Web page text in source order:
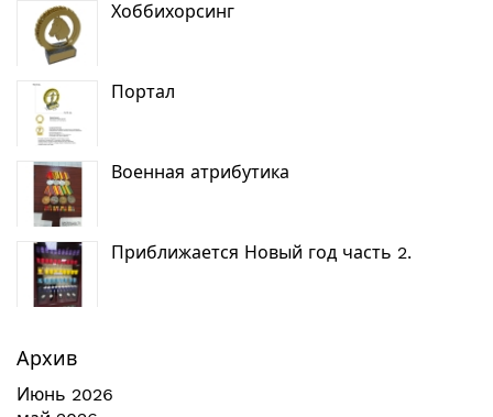
Хоббихорсинг
Портал
Военная атрибутика
Приближается Новый год часть 2.
Архив
Июнь 2026